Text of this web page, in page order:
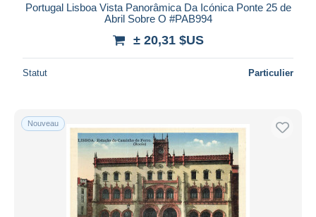
Portugal Lisboa Vista Panorâmica Da Icónica Ponte 25 de
Abril Sobre O #PAB994
± 20,31 $US
Statut Particulier
Nouveau